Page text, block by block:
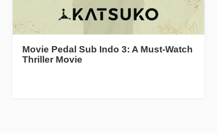
Movie Pedal Sub Indo 3: A Must-Watch
Thriller Movie